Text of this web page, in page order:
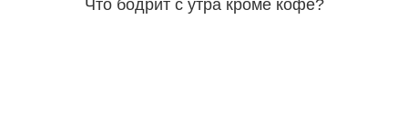
Что бодрит с утра кроме кофе?